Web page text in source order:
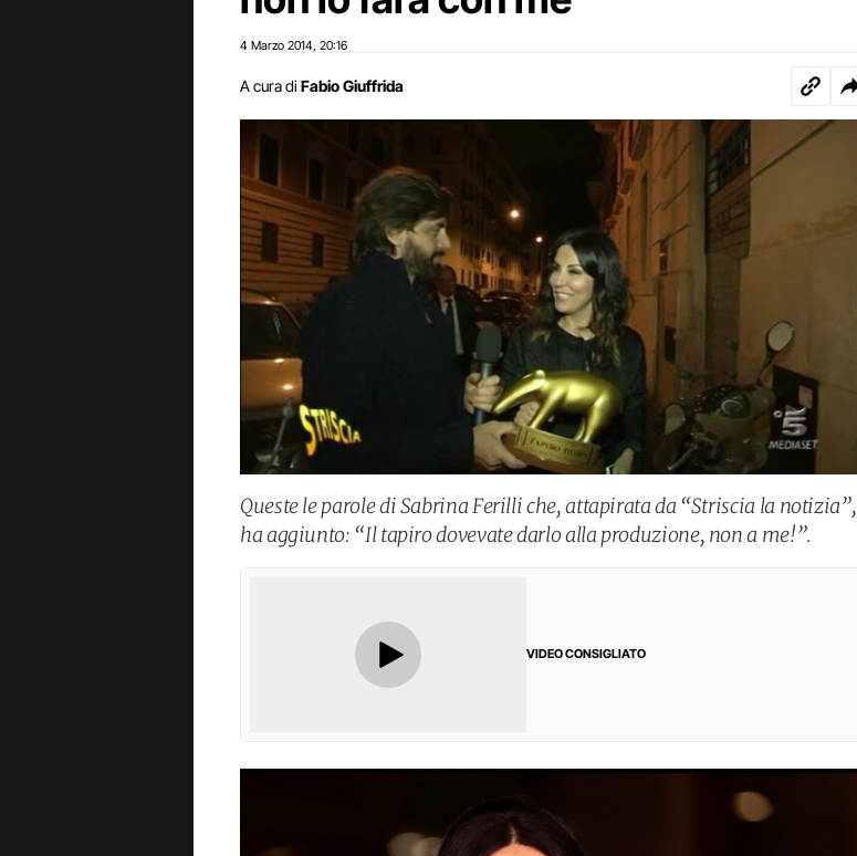
4 Marzo 2014 20:16
A cura di Fabio Giuffrida
Queste le parole di Sabrina Ferilli che, attapirata da “Striscia la notizia”,
ha aggiunto: “Il tapiro dovevate darlo alla produzione, non a me!”.
VIDEO CONSIGLIATO